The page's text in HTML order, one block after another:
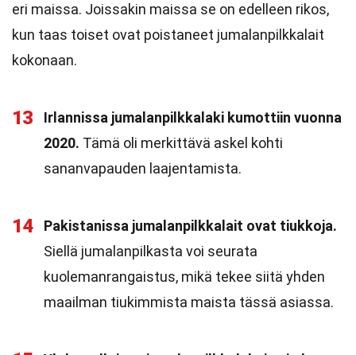
eri maissa. Joissakin maissa se on edelleen rikos,
kun taas toiset ovat poistaneet jumalanpilkkalait
kokonaan.
13
Irlannissa jumalanpilkkalaki kumottiin vuonna
2020. Tämä oli merkittävä askel kohti
sananvapauden laajentamista.
14
Pakistanissa jumalanpilkkalait ovat tiukkoja.
Siellä jumalanpilkasta voi seurata
kuolemanrangaistus, mikä tekee siitä yhden
maailman tiukimmista maista tässä asiassa.